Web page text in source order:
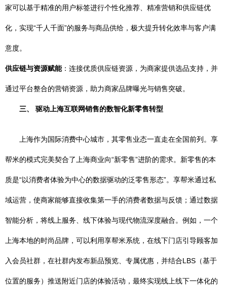
家可以基于精准的用户标签进行个性化推荐、精准营销和供应链优
化，实现“千人千面”的服务与商品供给，极大提升转化效率与客户满
意度。
供应链与资源赋能：连接优质供应链资源，为商家提供选品支持，并
通过平台整合的营销资源，助力商家品牌曝光与销售突破。
三、 驱动上海互联网销售的数智化新零售转型
上海作为国际消费中心城市，其零售业态一直走在全国前列。享
帮米的模式完美契合了上海商业向“新零售”进阶的需求。新零售的本
质是“以消费者体验为中心的数据驱动的泛零售形态”。享帮米通过私
域运营，使商家能够直接收集第一手的消费者数据与反馈；通过数据
智能分析，将线上服务、线下体验与现代物流深度融合。例如，一个
上海本地的时尚品牌，可以利用享帮米系统，在线下门店引导顾客加
入会员社群，在社群内发布新品预览、专属优惠，并结合LBS（基于
位置的服务）推送附近门店的体验活动，最终实现线上线下一体化的